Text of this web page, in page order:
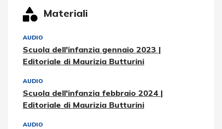
Materiali
AUDIO
Scuola dell'infanzia gennaio 2023 |
Editoriale di Maurizia Butturini
AUDIO
Scuola dell'infanzia febbraio 2024 |
Editoriale di Maurizia Butturini
AUDIO